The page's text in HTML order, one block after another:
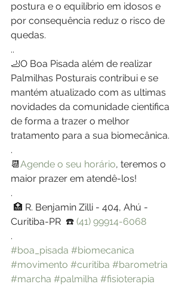
postura e o equilíbrio em idosos e
por consequência reduz o risco de
quedas.
..
🦶O Boa Pisada além de realizar
Palmilhas Posturais contribui e se
mantém atualizado com as ultimas
novidades da comunidade cientifica
de forma a trazer o melhor
tratamento para a sua biomecânica.
.
📆Agende o seu horário, teremos o
maior prazer em atendê-los!
.
Curitiba-PR  ☎️ (41) 99914-6068
.
#boa_pisada #biomecanica
#movimento #curitiba #barometria
#marcha #palmilha #fisioterapia